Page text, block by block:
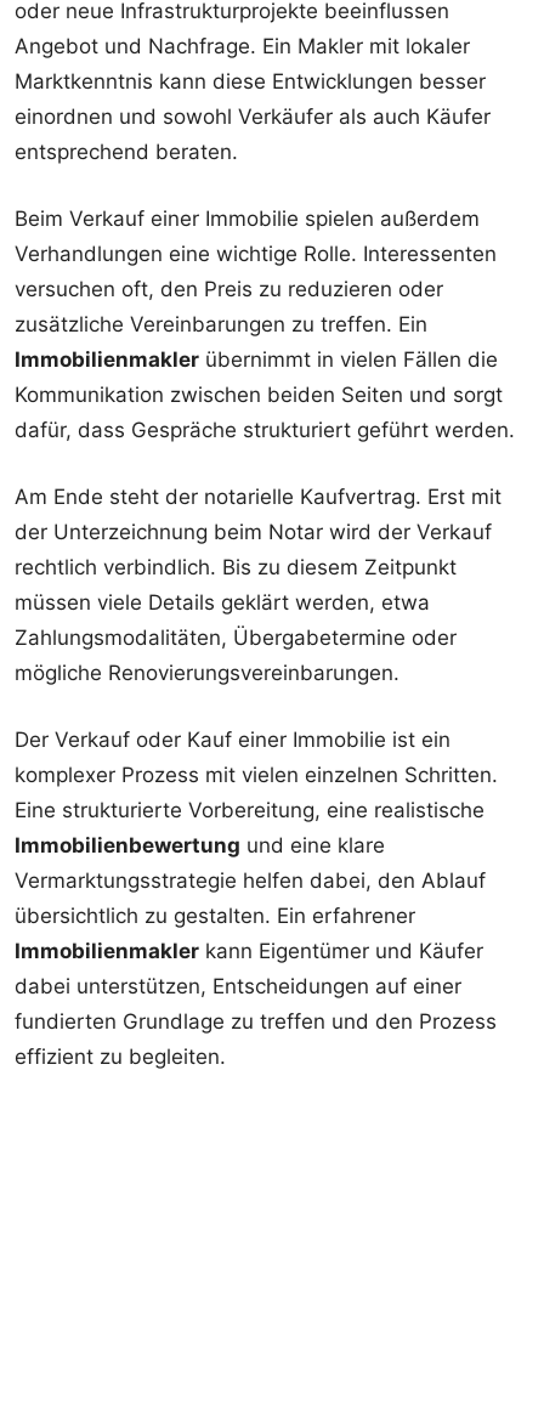
oder neue Infrastrukturprojekte beeinflussen
Angebot und Nachfrage. Ein Makler mit lokaler
Marktkenntnis kann diese Entwicklungen besser
einordnen und sowohl Verkäufer als auch Käufer
entsprechend beraten.
Beim Verkauf einer Immobilie spielen außerdem
Verhandlungen eine wichtige Rolle. Interessenten
versuchen oft, den Preis zu reduzieren oder
zusätzliche Vereinbarungen zu treffen. Ein
Immobilienmakler übernimmt in vielen Fällen die
Kommunikation zwischen beiden Seiten und sorgt
dafür, dass Gespräche strukturiert geführt werden.
Am Ende steht der notarielle Kaufvertrag. Erst mit
der Unterzeichnung beim Notar wird der Verkauf
rechtlich verbindlich. Bis zu diesem Zeitpunkt
müssen viele Details geklärt werden, etwa
Zahlungsmodalitäten, Übergabetermine oder
mögliche Renovierungsvereinbarungen.
Der Verkauf oder Kauf einer Immobilie ist ein
komplexer Prozess mit vielen einzelnen Schritten.
Eine strukturierte Vorbereitung, eine realistische
Immobilienbewertung und eine klare
Vermarktungsstrategie helfen dabei, den Ablauf
übersichtlich zu gestalten. Ein erfahrener
Immobilienmakler kann Eigentümer und Käufer
dabei unterstützen, Entscheidungen auf einer
fundierten Grundlage zu treffen und den Prozess
effizient zu begleiten.